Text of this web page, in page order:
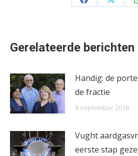
Share Share
Gerelateerde berichten
Handig: de
de fractie
8 september 2018
Vught
eerste stap